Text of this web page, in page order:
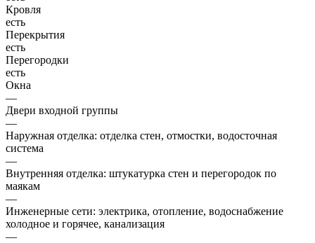
Кровля
есть
Перекрытия
есть
Перегородки
есть
Окна
—
Двери входной группы
—
Наружная отделка: отделка стен, отмостки, водосточная
система
—
Внутренняя отделка: штукатурка стен и перегородок по
маякам
—
Инженерные сети: электрика, отопление, водоснабжение
холодное и горячее, канализация
—